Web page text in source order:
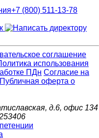
+7 (800) 511-13-78
соглашение
использования
ПДн Cогласие на
Публичная оферта о
д.6, офис 134